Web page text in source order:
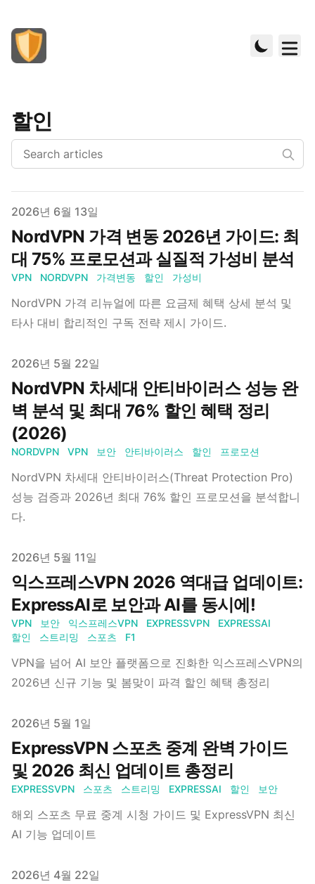
할인
Published on
2026년 6월 13일
NordVPN 가격 변동 2026년 가이드: 최
대 75% 프로모션과 실질적 가성비 분석
VPN NORDVPN 가격변동 할인 가성비
NordVPN 가격 리뉴얼에 따른 요금제 혜택 상세 분석 및
타사 대비 합리적인 구독 전략 제시 가이드.
Published on
2026년 5월 22일
NordVPN 차세대 안티바이러스 성능 완
벽 분석 및 최대 76% 할인 혜택 정리
(2026)
NORDVPN VPN 보안 안티바이러스 할인 프로모션
NordVPN 차세대 안티바이러스(Threat Protection Pro)
성능 검증과 2026년 최대 76% 할인 프로모션을 분석합니
다.
Published on
2026년 5월 11일
익스프레스VPN 2026 역대급 업데이트:
ExpressAI로 보안과 AI를 동시에!
VPN 보안 익스프레스VPN EXPRESSVPN
EXPRESSAI
할인
스트리밍 스포츠 F1
VPN을 넘어 AI 보안 플랫폼으로 진화한 익스프레스VPN의
2026년 신규 기능 및 봄맞이 파격 할인 혜택 총정리
Published on
2026년 5월 1일
ExpressVPN 스포츠 중계 완벽 가이드
및 2026 최신 업데이트 총정리
EXPRESSVPN 스포츠 스트리밍 EXPRESSAI 할인 보안
해외 스포츠 무료 중계 시청 가이드 및 ExpressVPN 최신
AI 기능 업데이트
Published on
2026년 4월 22일